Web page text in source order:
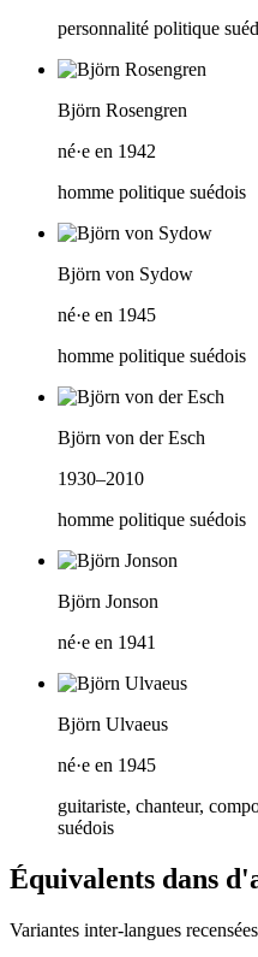
personnalité politique
Björn Rosengren
né·e en 1942
homme politique suédois
Björn von Sydow
né·e en 1945
homme politique suédois
Björn von der Esch
1930–2010
homme politique suédois
Björn Jonson
né·e en 1941
Björn Ulvaeus
né·e en 1945
guitariste, chanteur,
suédois
Équivalents dans
Variantes inter-langues